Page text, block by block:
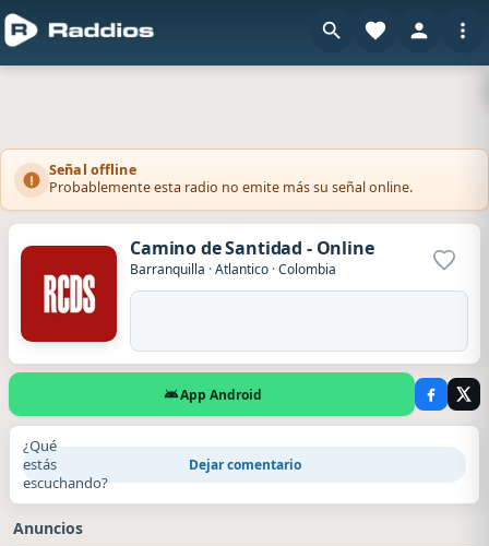
Señal offline
Probablemente esta radio no emite más su señal online.
Camino de Santidad - Online
Barranquilla ·Atlantico ·Colombia
App Android
¿Qué
estás
escuchando?
Dejar comentario
Anuncios